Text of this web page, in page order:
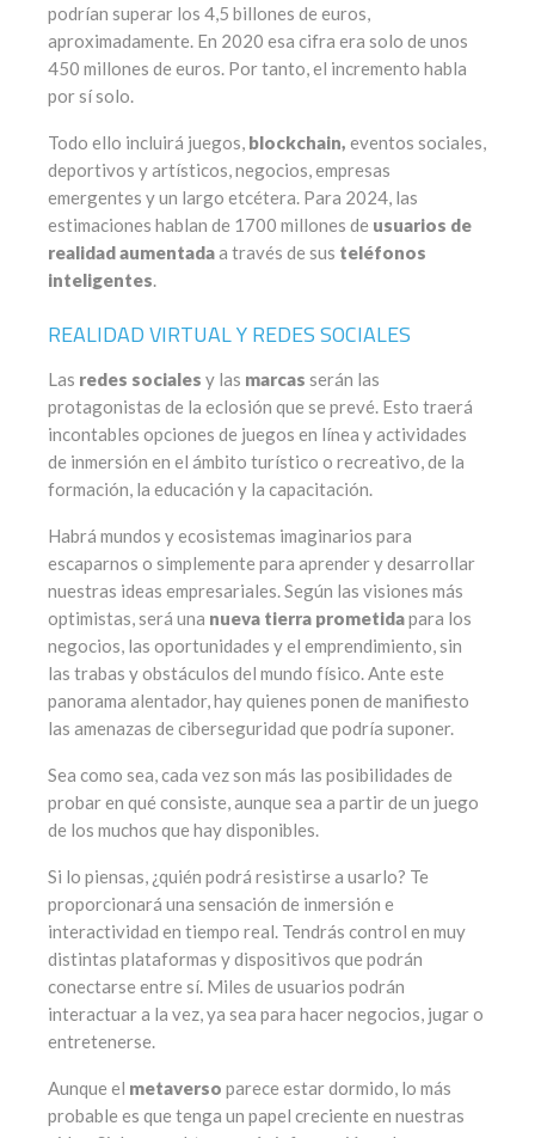
podrían superar los 4,5 billones de euros,
aproximadamente. En 2020 esa cifra era solo de unos
450 millones de euros. Por tanto, el incremento habla
por sí solo.
Todo ello incluirá juegos, blockchain, eventos sociales,
deportivos y artísticos, negocios, empresas
emergentes y un largo etcétera. Para 2024, las
estimaciones hablan de 1700 millones de usuarios de
realidad aumentadaa través de sus teléfonos
inteligentes
REALIDAD VIRTUAL Y REDES SOCIALES
Las redes sociales y las marcas serán las
protagonistas de la eclosión que se prevé. Esto traerá
incontables opciones de juegos en línea y actividades
de inmersión en el ámbito turístico o recreativo, de la
formación, la educación y la capacitación.
Habrá mundos y ecosistemas imaginarios para
escaparnos o simplemente para aprender y desarrollar
nuestras ideas empresariales. Según las visiones más
optimistas, será una nueva tierra prometidapara los
negocios, las oportunidades y el emprendimiento, sin
las trabas y obstáculos del mundo físico. Ante este
panorama alentador, hay quienes ponen de manifiesto
las amenazas de ciberseguridad que podría suponer.
Sea como sea, cada vez son más las posibilidades de
probar en qué consiste, aunque sea a partir de un juego
de los muchos que hay disponibles.
Si lo piensas, ¿quién podrá resistirse a usarlo? Te
proporcionará una sensación de inmersión e
interactividad en tiempo real. Tendrás control en muy
distintas plataformas y dispositivos que podrán
conectarse entre sí. Miles de usuarios podrán
interactuar a la vez, ya sea para hacer negocios, jugar o
entretenerse.
Aunque el metaverso parece estar dormido, lo más
probable es que tenga un papel creciente en nuestras